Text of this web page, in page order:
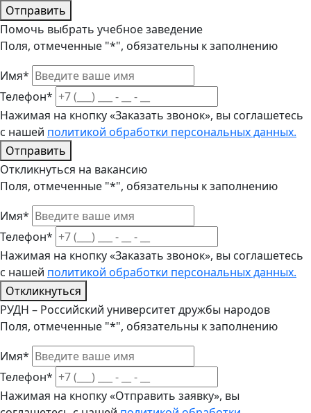
Отправить
Помочь выбрать учебное заведение
Поля, отмеченные "*", обязательны к заполнению
Имя*
Телефон*
Нажимая на кнопку «Заказать звонок», вы соглашетесь
с нашей политикой обработки персональных данных.
Отправить
Откликнуться на вакансию
Поля, отмеченные "*", обязательны к заполнению
Имя*
Телефон*
Нажимая на кнопку «Заказать звонок», вы соглашетесь
с нашей политикой обработки персональных данных.
Откликнуться
РУДН – Российский университет дружбы народов
Поля, отмеченные "*", обязательны к заполнению
Имя*
Телефон*
Нажимая на кнопку «Отправить заявку», вы